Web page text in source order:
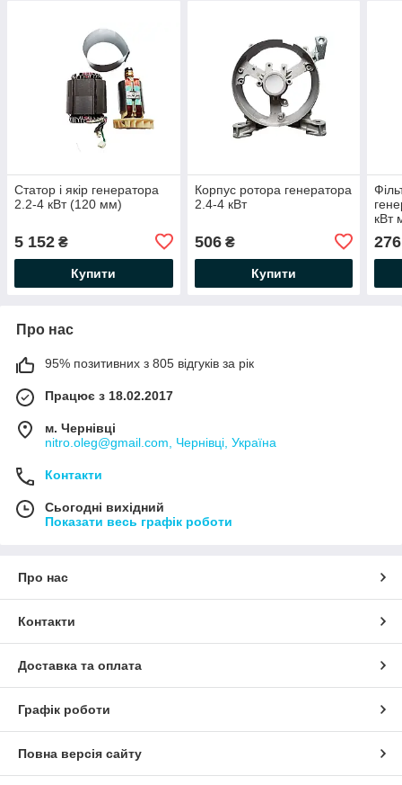
Статор і якір генератора
2.2-4 кВт (120 мм)
5 152 ₴
Купити
Корпус ротора генератора
2.4-4 кВт
506₴
Купити
кВт
276
Про нас
95% позитивних з 805 відгуків за рік
Працює з 18.02.2017
м. Чернівці
nitro.oleg@gmail.com, Чернівці, Україна
Контакти
Сьогодні вихідний
Показати весь графік роботи
Про нас
Контакти
Доставка та оплата
Графік роботи
Повна версія сайту